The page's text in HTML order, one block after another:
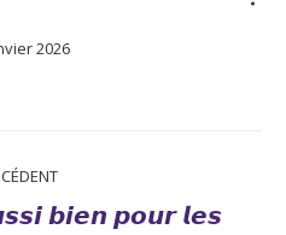
2026
𝙗𝙞𝙚𝙣 𝙥𝙤𝙪𝙧 𝙡𝙚𝙨